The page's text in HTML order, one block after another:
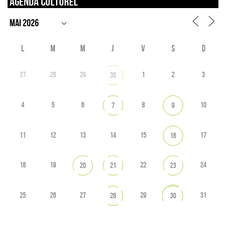
L M M J V S D
27 28 29 30 1 2 3
4 5 6 7 8 9 10
11 12 13 14 15 16 17
18 19 20 21 22 23 24
25 26 27 28 29 30 31